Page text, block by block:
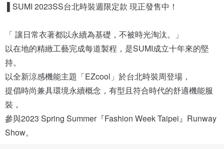
「 讓日常衣著都以永續為基礎，不被時光淘汰。」
以在地的精緻工藝完成每道製程，是SUMI成立十年來的堅
持。
以全新涼感機能主題「EZcool」於台北時裝周登場，
提倡時尚兼具環境永續概念，有型且符合時代的舒適機能服
裝，
參與2023 Spring Summer『Fashion Week Taipei』Runway
Show。